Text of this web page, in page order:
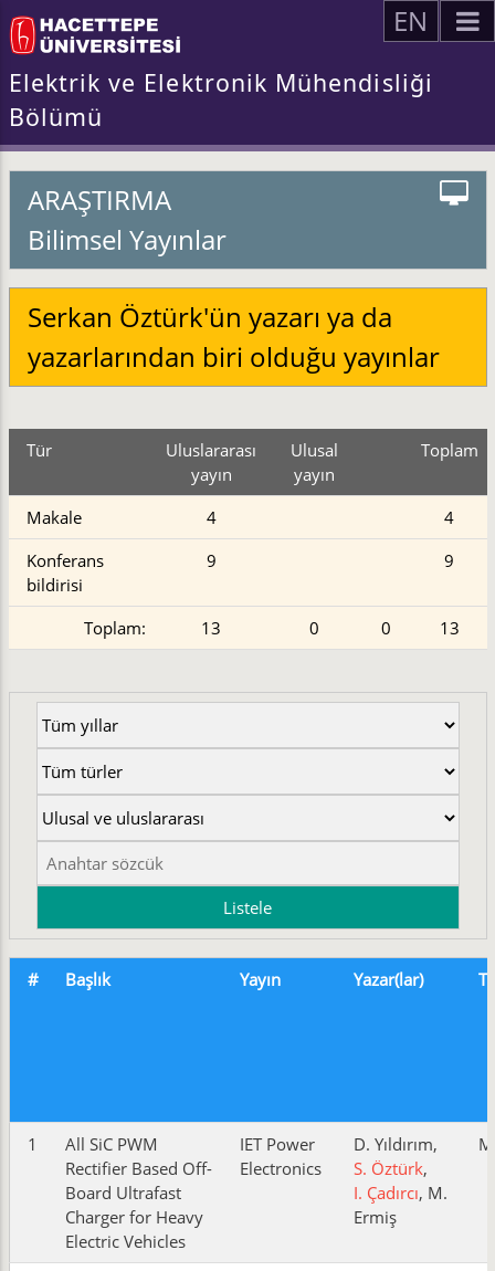
EN
Elektrik ve Elektronik Mühendisliği
Bölümü
ARAŞTIRMA
Bilimsel Yayınlar
Serkan Öztürk'ün yazarı ya da
yazarlarından biri olduğu yayınlar
Tür
Uluslararası
yayın
Ulusal
yayın
Toplam
Makale 4
4
Konferans
bildirisi
9 9
Toplam: 13 0 0 13
# Başlık Yayın Yazar(lar)
1
All SiC PWM
Rectifier Based Off-
Board Ultrafast
Charger for Heavy
Electric Vehicles
IET Power
Electronics
D. Yıldırım,
S. Öztürk,
I. Çadırcı, M.
Ermiş